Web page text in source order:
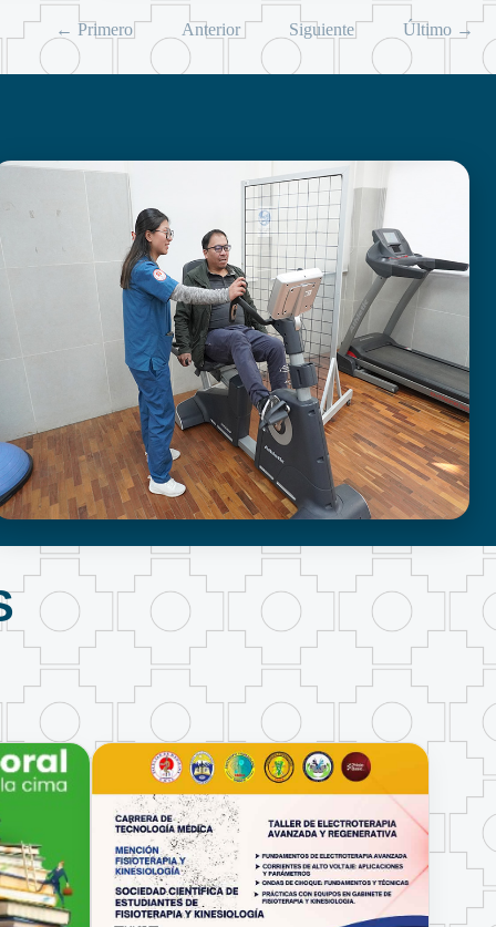
← Primero Anterior Siguiente Último →
FISIOTERAPIA Y KINESIOLOGÍA